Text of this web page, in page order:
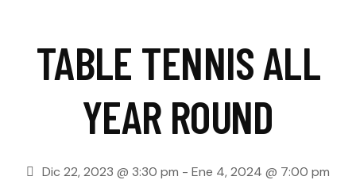
TABLE TENNIS ALL
YEAR ROUND
Dic 22, 2023 @ 3:30 pm - Ene 4, 2024 @ 7:00 pm